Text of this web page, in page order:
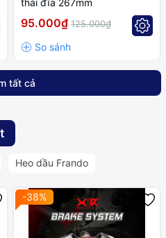
thái đĩa 267mm
95.000₫ 125.000₫
tất cả
Heo dầu Frando
-38%